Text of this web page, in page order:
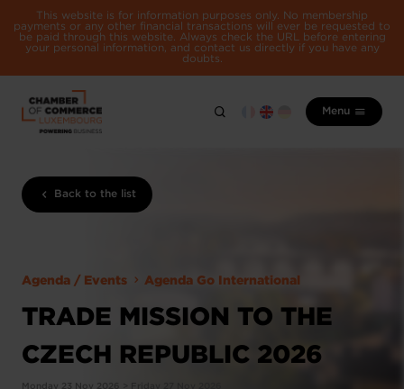
This website is for information purposes only. No membership
payments or any other financial transactions will ever be requested to
be paid through this website. Always check the URL before entering
your personal information, and contact us directly if you have any
doubts.
Menu
Back to the list
Agenda / Events Agenda Go International
TRADE MISSION TO THE
CZECH REPUBLIC​ 2026
Monday 23 Nov 2026 > Friday 27 Nov 2026